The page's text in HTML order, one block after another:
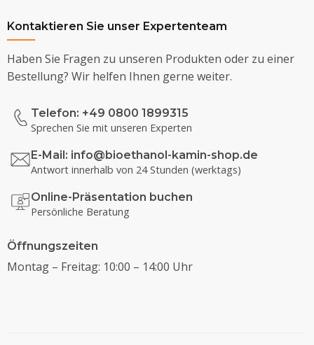
Kontaktieren Sie unser Expertenteam
Haben Sie Fragen zu unseren Produkten oder zu einer
Bestellung? Wir helfen Ihnen gerne weiter.
Telefon: +49 0800 1899315
Sprechen Sie mit unseren Experten
E-Mail: info@bioethanol-kamin-shop.de
Antwort innerhalb von 24 Stunden (werktags)
Online-Präsentation buchen
Persönliche Beratung
Öffnungszeiten
Montag – Freitag: 10:00 – 14:00 Uhr